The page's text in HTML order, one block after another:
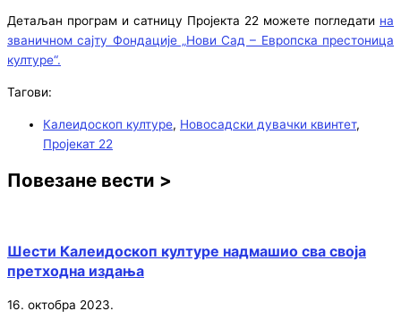
Детаљан програм и сатницу Пројекта 22 можете погледати на
званичном сајту Фондације „Нови Сад – Европска престоница
културе“.
Тагови:
Калеидоскоп културе, Новосадски дувачки квинтет,
Пројекат 22
Повезане вести >
Шести Калеидоскоп културе надмашио сва своја
претходна издања
16. октобра 2023.